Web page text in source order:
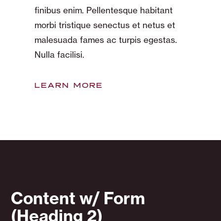
finibus enim. Pellentesque habitant
morbi tristique senectus et netus et
malesuada fames ac turpis egestas.
Nulla facilisi.
LEARN MORE
Content w/ Form
(Heading 2)